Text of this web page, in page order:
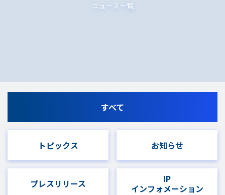
ニュース一覧
すべて
トピックス お知らせ
プレスリリース
IP
インフォメーション